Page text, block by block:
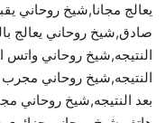
يعالج مجانا,شيخ روحاني
صادق,شيخ روحاني يعالج
النتيجه,شيخ روحاني
النتيجه,شيخ روحاني
بعد النتيجه,شيخ روحاني